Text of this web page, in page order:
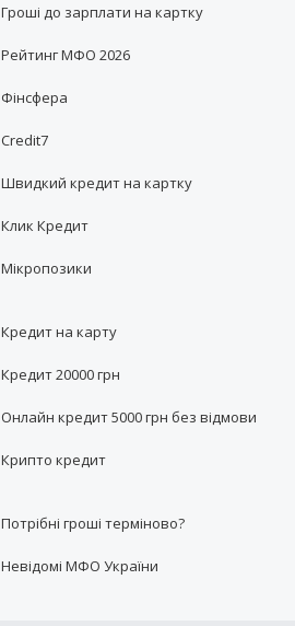
Гроші до зарплати на картку
Рейтинг МФО 2026
Фінсфера
Credit7
Швидкий кредит на картку
Клик Кредит
Мікропозики
Кредит на карту
Кредит 20000 грн
Онлайн кредит 5000 грн без відмови
Крипто кредит
Потрібні гроші терміново?
Невідомі МФО України